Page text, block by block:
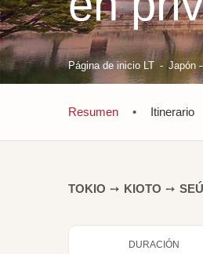
Página de inicio LT Japón
Resumen • Itinerario
TOKIO ➙ KIOTO ➙
DURACIÓN